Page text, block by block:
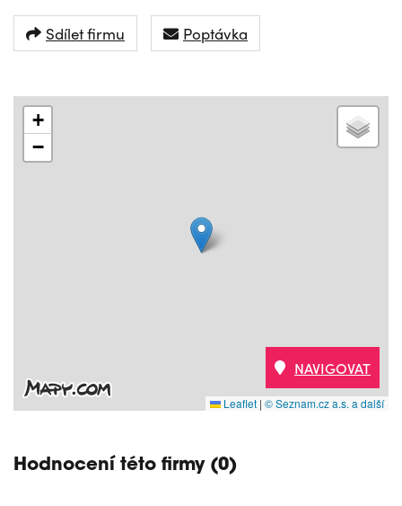
Sdílet firmu Poptávka
+
−
Leaflet | © Seznam.cz a.s. a další
NAVIGOVAT
Hodnocení této firmy (0)